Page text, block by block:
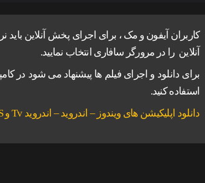
آنلاین را در مرورگر سافاری انتخاب نمایید.
استفاده کنید.
دانلود اپلیکیشن های ویندوز – اندروید – اندروید Tv و IOS ناین مووی.